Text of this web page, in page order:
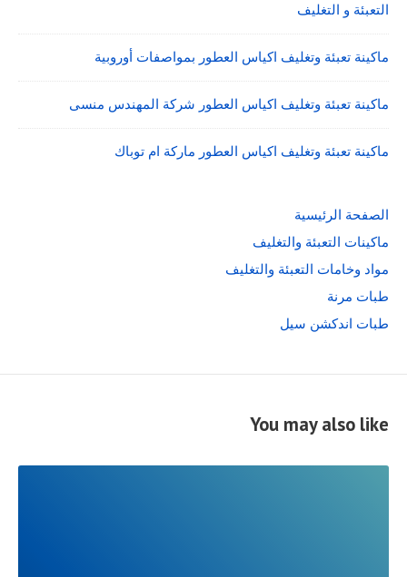
التعبئة و التغليف
ماكينة تعبئة وتغليف اكياس العطور بمواصفات أوروبية
ماكينة تعبئة وتغليف اكياس العطور شركة المهندس منسى
ماكينة تعبئة وتغليف اكياس العطور ماركة ام توباك
الصفحة الرئيسية
ماكينات التعبئة والتغليف
مواد وخامات التعبئة والتغليف
طبات مرنة
طبات اندكشن سيل
You may also like